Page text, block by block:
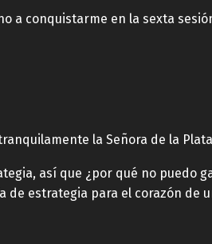
a conquistarme en la sexta
la Señora de la
así que ¿por qué no puedo
de estrategia para el corazón de